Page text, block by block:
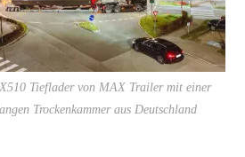
Tieflader von MAX Trailer mit einer
Trockenkammer aus Deutschland